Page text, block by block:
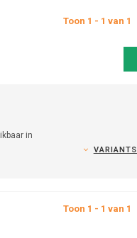
Toon 1 - 1 van 1
in
VARIANTS
Toon 1 - 1 van 1